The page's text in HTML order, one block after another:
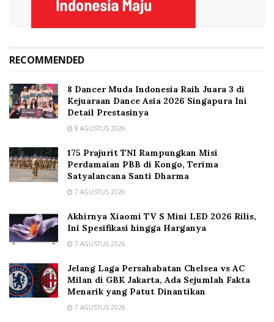
RECOMMENDED
8 Dancer Muda Indonesia Raih Juara 3 di
Kejuaraan Dance Asia 2026 Singapura Ini
Detail Prestasinya
8 AGUSTUS 2026
175 Prajurit TNI Rampungkan Misi
Perdamaian PBB di Kongo, Terima
Satyalancana Santi Dharma
7 AGUSTUS 2026
Akhirnya Xiaomi TV S Mini LED 2026 Rilis,
Ini Spesifikasi hingga Harganya
7 AGUSTUS 2026
Jelang Laga Persahabatan Chelsea vs AC
Milan di GBK Jakarta, Ada Sejumlah Fakta
Menarik yang Patut Dinantikan
7 AGUSTUS 2026